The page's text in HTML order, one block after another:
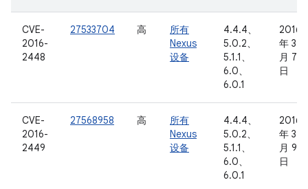
CVE-
2016-
2448
27533704 高
所有
Nexus
设备
4.4.4、
5.0.2、
5.1.1、
6.0、
6.0.1
2016
年 3
月 7
日
CVE-
2016-
2449
27568958 高
所有
Nexus
设备
4.4.4、
5.0.2、
5.1.1、
6.0、
6.0.1
2016
年 3
月 9
日